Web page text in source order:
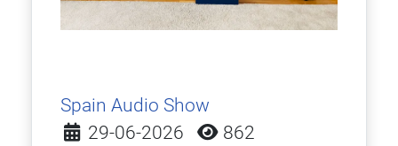
Spain Audio Show
Detalles
29-06-2026 862